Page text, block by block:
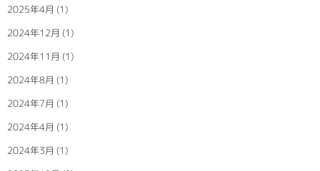
2025年4月 (1)
2024年12月 (1)
2024年11月 (1)
2024年8月 (1)
2024年7月 (1)
2024年4月 (1)
2024年3月 (1)